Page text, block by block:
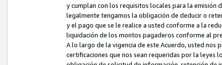
y cumplan con los requisitos locales para la emisión
legalmente tengamos la obligación de deducir o
y el pago que se le realice a usted conforme a la
liquidación de los montos pagaderos conforme al
A lo largo de la vigencia de este Acuerdo, usted
certificaciones que nos sean requeridas por la leyes